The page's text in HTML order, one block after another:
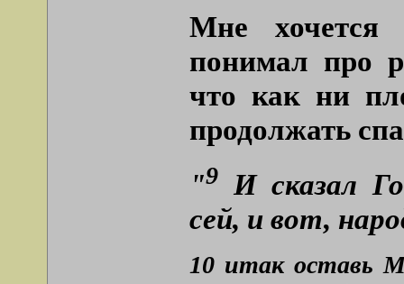
Мне хочется
понимал про
что как ни
продолжать
"9 И сказал
сей, и вот,
10 итак оставь